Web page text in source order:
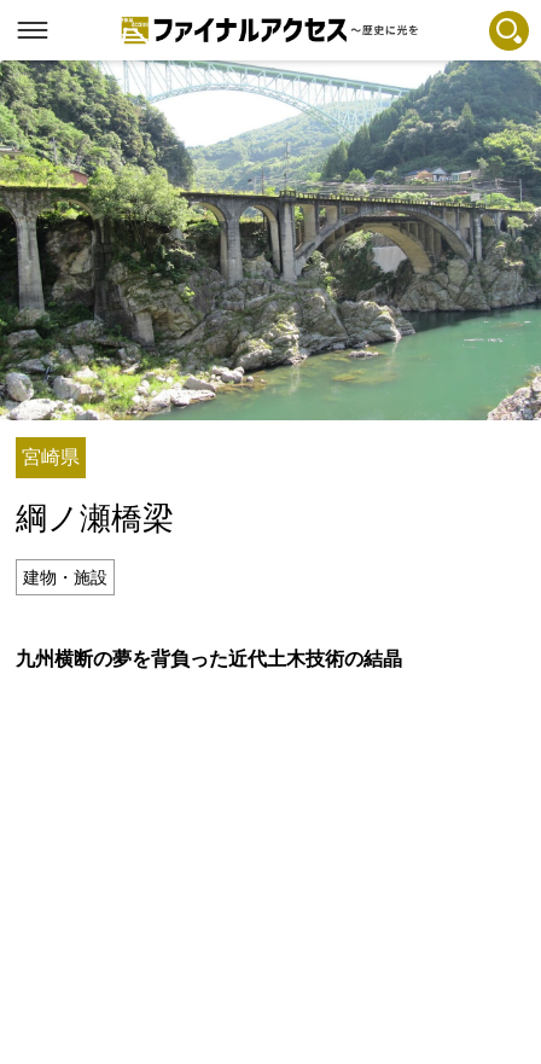
注目コンテンツ 一覧
ファイナルアクセスとは
メディアの編集方針とコンテンツポリシー
プライバシーポリシー
お問合せ
免責事項
不具合・報告事項
記事掲載基準
Special Thanks
フリーワードで探す
宮崎県
綱ノ瀬橋梁
建物・施設
九州横断の夢を背負った近代土木技術の結晶